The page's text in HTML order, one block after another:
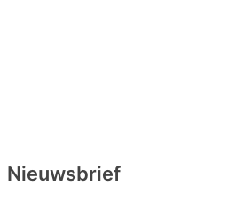
Nieuwsbrief